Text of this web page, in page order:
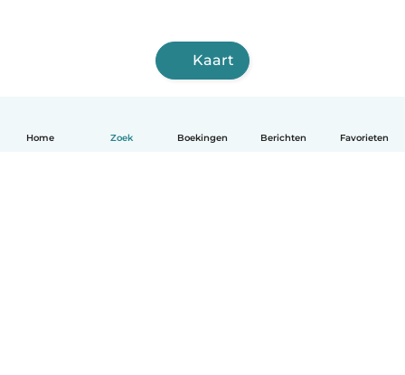
Home Zoek Boekingen Berichten Favorieten
Kaart